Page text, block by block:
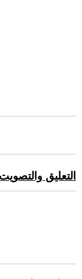
التعليق